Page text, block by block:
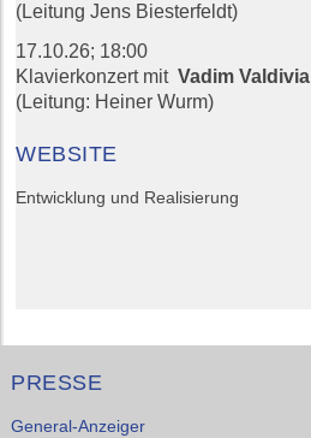
(Leitung Jens Biesterfeldt)
17.10.26; 18:00
Klavierkonzert mitVadim Valdivia
(Leitung: Heiner Wurm)
WEBSITE
Entwicklung und Realisierung
PRESSE
General-Anzeiger